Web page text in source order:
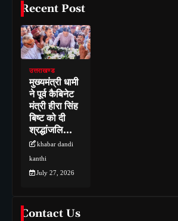
Recent Post
उत्तराखण्ड
मुख्यमंत्री धामी
ने पूर्व कैबिनेट
मंत्री हीरा सिंह
बिष्ट को दी
श्रद्धांजलि…
khabar dandi
kanthi
July 27, 2026
Contact Us